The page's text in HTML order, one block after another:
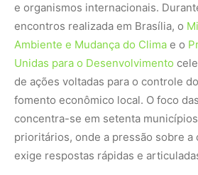
e organismos internacionais.
encontros realizada em Brasília, o
Ambiente e Mudança do Clima e o
Unidas para o Desenvolvimento
de ações voltadas para o controle
fomento econômico local. O foco
concentra-se em setenta
prioritários, onde a pressão sobre a
exige respostas rápidas e